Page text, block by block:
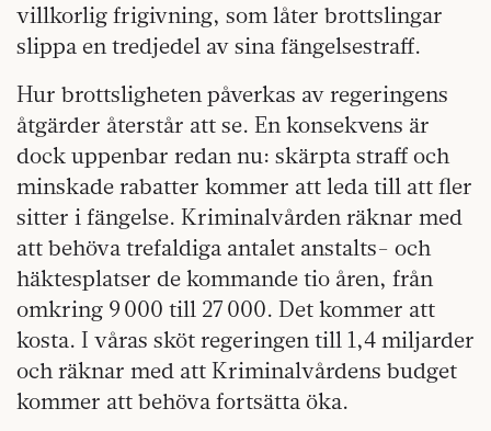
villkorlig frigivning, som låter brottslingar
slippa en tredjedel av sina fängelsestraff.
Hur brottsligheten påverkas av regeringens
åtgärder återstår att se. En konsekvens är
dock uppenbar redan nu: skärpta straff och
minskade rabatter kommer att leda till att fler
sitter i fängelse. Kriminalvården räknar med
att behöva trefaldiga antalet anstalts- och
häktesplatser de kommande tio åren, från
omkring 9 000 till 27 000. Det kommer att
kosta. I våras sköt regeringen till 1,4 miljarder
och räknar med att Kriminalvårdens budget
kommer att behöva fortsätta öka.